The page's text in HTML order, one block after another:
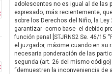
adolescentes no es igual al de las
expresado, más recientemente,
sobre los Derechos del Niño, la
garantizar -como base- el debido
función penal [STJRNS2 Se. 46/15
el juzgador, máxime cuando en
necesaria ponderación de las
segunda (art. 26 del mismo
“demuestren la inconveniencia de